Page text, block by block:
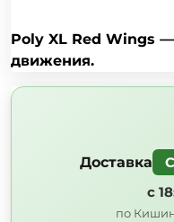
Poly XL Red Wings
движения.
Доставка
с
по